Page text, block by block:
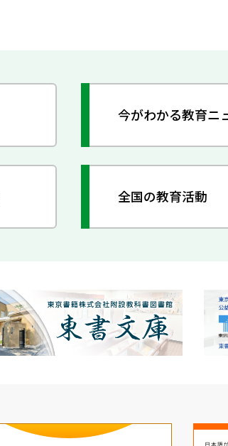
今がわかる教育ニ
全国の教育活動